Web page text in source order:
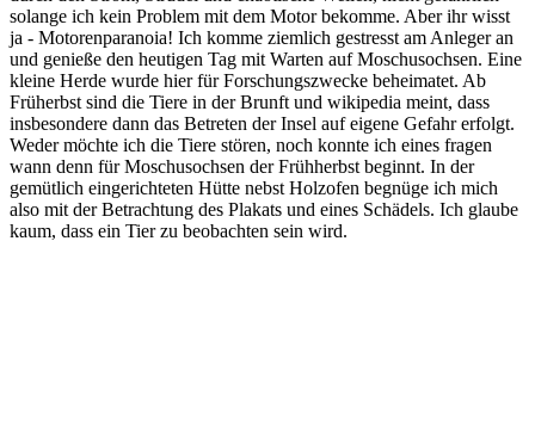
solange ich kein Problem mit dem Motor bekomme. Aber ihr wisst
ja - Motorenparanoia! Ich komme ziemlich gestresst am Anleger an
und genieße den heutigen Tag mit Warten auf Moschusochsen. Eine
kleine Herde wurde hier für Forschungszwecke beheimatet. Ab
Früherbst sind die Tiere in der Brunft und wikipedia meint, dass
insbesondere dann das Betreten der Insel auf eigene Gefahr erfolgt.
Weder möchte ich die Tiere stören, noch konnte ich eines fragen
wann denn für Moschusochsen der Frühherbst beginnt. In der
gemütlich eingerichteten Hütte nebst Holzofen begnüge ich mich
also mit der Betrachtung des Plakats und eines Schädels. Ich glaube
kaum, dass ein Tier zu beobachten sein wird.